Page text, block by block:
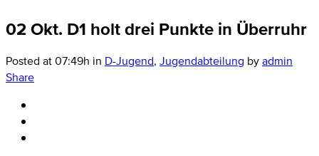
02 Okt. D1 holt drei Punkte in Überruhr
Posted at 07:49h in D-Jugend, Jugendabteilung byadmin
Share